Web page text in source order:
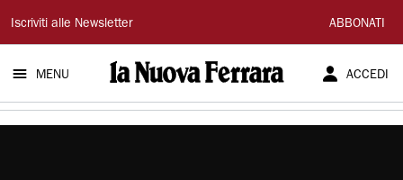
La
Nuova
Ferrara
Iscriviti alle Newsletter ABBONATI
MENU ACCEDI